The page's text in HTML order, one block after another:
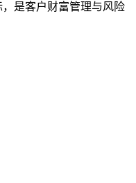
是客户财富管理与风险